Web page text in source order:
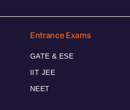
Entrance Exams
GATE & ESE
IIT JEE
NEET